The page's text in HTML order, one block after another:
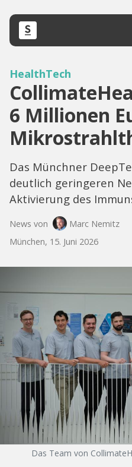
HealthTech
6 Millionen
Das Münchner
deutlich geringeren
Aktivierung des
News von
Marc Nemitz
München, 15. Juni 2026
Das Team von